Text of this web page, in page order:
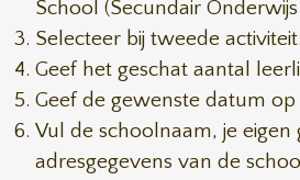
School (Secundair
Selecteer bij tweede
Geef het geschat aantal
Geef de gewenste datum op
Vul de schoolnaam, je eigen
adresgegevens van de